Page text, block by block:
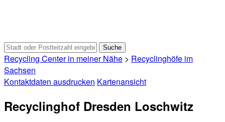
Recycling Center in meiner Nähe > Recyclinghöfe im
Sachsen
Kontaktdaten ausdrucken Kartenansicht
Recyclinghof Dresden Loschwitz